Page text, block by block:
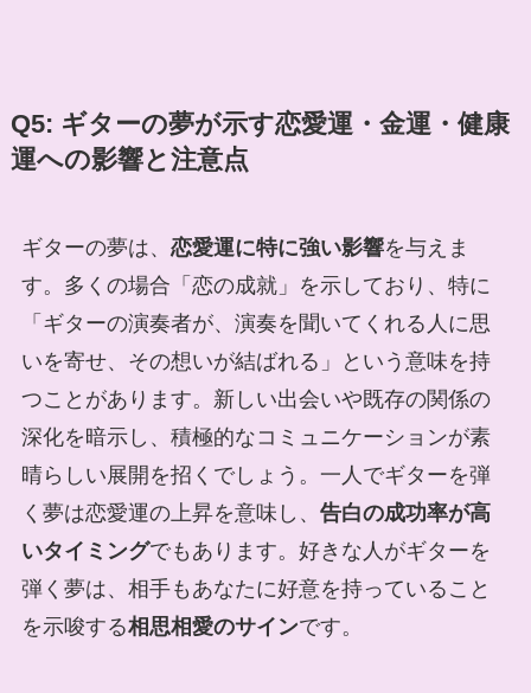
Q5: ギターの夢が示す恋愛運・金運・健康
運への影響と注意点
ギターの夢は、 恋愛運に特に強い影響を与えま
す。多くの場合「恋の成就」を示しており、特に
「ギターの演奏者が、演奏を聞いてくれる人に思
いを寄せ、その想いが結ばれる」という意味を持
つことがあります。新しい出会いや既存の関係の
深化を暗示し、積極的なコミュニケーションが素
晴らしい展開を招くでしょう。一人でギターを弾
く夢は恋愛運の上昇を意味し、 告白の成功率が高
いタイミングでもあります。好きな人がギターを
弾く夢は、相手もあなたに好意を持っていること
を示唆する相思相愛のサインです。